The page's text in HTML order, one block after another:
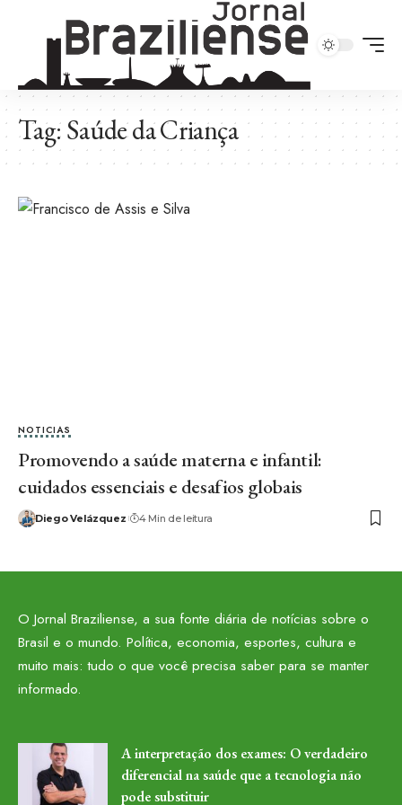
Tag:Saúde da Criança
NOTICIAS
Promovendo a saúde materna e infantil:
cuidados essenciais e desafios globais
Diego Velázquez 4 Min de leitura
O Jornal Braziliense, a sua fonte diária de notícias sobre o
Brasil e o mundo. Política, economia, esportes, cultura e
muito mais: tudo o que você precisa saber para se manter
informado.
A interpretação dos exames: O verdadeiro
diferencial na saúde que a tecnologia não
pode substituir